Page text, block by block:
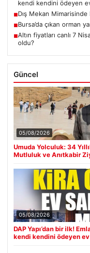
kendi kendini ödeyen
■Dış Mekan
■Bursa’da çıkan orman
■Altın fiyatları canlı 7
oldu?
Güncel
05/08/2026
Umuda Yolculuk: 34
Mutluluk ve Anıtkabir
05/08/2026
DAP Yapı’dan bir ilk!
kendi kendini ödeyen